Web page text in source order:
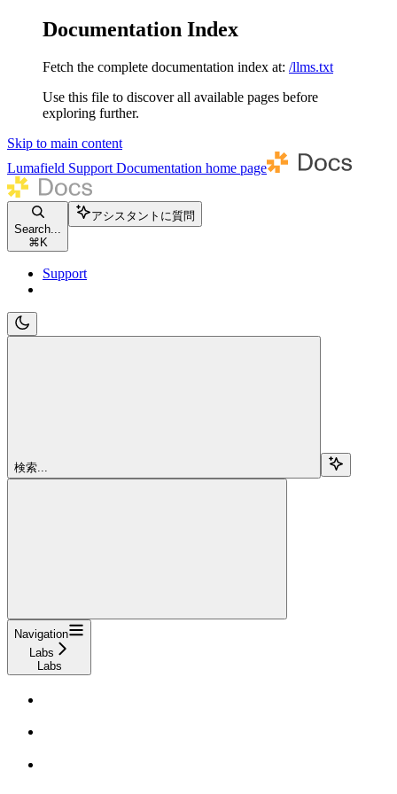
Documentation Index
Fetch the complete documentation index at: /llms.txt
Use this file to discover all available pages before
exploring further.
Skip to main content
Lumafield Support Documentation home page
Search...
⌘ K
アシスタントに質問
Support
検索...
Navigation
Labs
Labs